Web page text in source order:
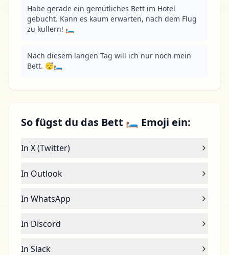
Habe gerade ein gemütliches Bett im Hotel
gebucht. Kann es kaum erwarten, nach dem Flug
zu kullern! 🛏
Nach diesem langen Tag will ich nur noch mein
Bett. 😴🛏
So fügst du das Bett 🛏 Emoji ein:
In X (Twitter)
In Outlook
In WhatsApp
In Discord
In Slack